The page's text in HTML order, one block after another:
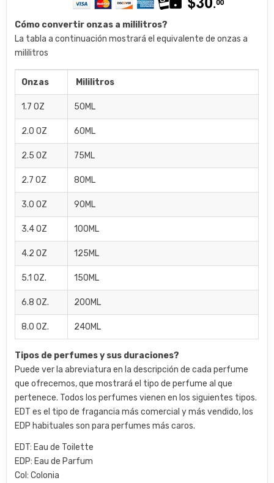
Cómo convertir onzas a mililitros?
La tabla a continuación mostrará el equivalente de onzas a
mililitros
Onzas Mililitros
1.7 OZ 50ML
2.0 OZ 60ML
2.5 OZ 75ML
2.7 OZ 80ML
3.0 OZ 90ML
3.4 OZ 100ML
4.2 OZ 125ML
5.1 OZ. 150ML
6.8 OZ. 200ML
8.0 OZ. 240ML
Tipos de perfumes y sus duraciones?
Puede ver la abreviatura en la descripción de cada perfume
que ofrecemos, que mostrará el tipo de perfume al que
pertenece. Todos los perfumes vienen en los siguientes tipos.
EDT es el tipo de fragancia más comercial y más vendido, los
EDP habituales son para perfumes más caros.
EDT: Eau de Toilette
EDP: Eau de Parfum
Col: Colonia